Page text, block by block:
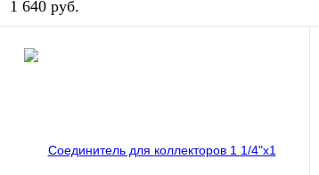
1 640 руб.
Купить в 1 клик